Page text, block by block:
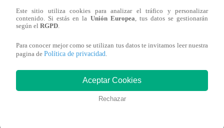
También te puede
interesar
Este sitio utiliza cookies para analizar el tráfico y personalizar
contenido. Si estás en la Unión Europea, tus datos se gestionarán
según el RGPD.
Para conocer mejor como se utilizan tus datos te invitamos leer nuestra
pagina de Política de privacidad.
Aceptar Cookies
Rechazar